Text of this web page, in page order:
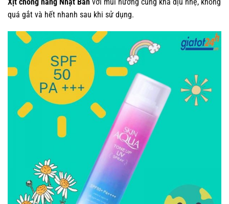
quá gắt và hết nhanh sau khi sử dụng.